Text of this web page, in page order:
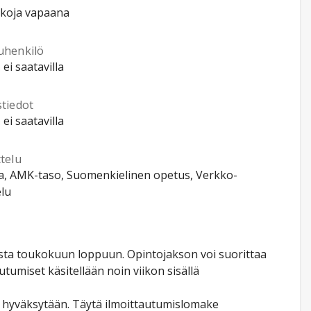
vapaana
saatavilla
saatavilla
AMK-taso, Suomenkielinen opetus, Verkko-
toukokuun loppuun. Opintojakson voi suorittaa
käsitellään noin viikon sisällä
Täytä ilmoittautumislomake